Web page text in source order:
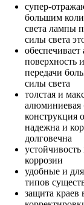
супер-
большим
света лампы
силы света
поверхность
передачи
силы света
толстая и
алюминиевая
конструкция
надежна и
долговечна
устойчивость
коррозии
удобные и
типов
защита краев